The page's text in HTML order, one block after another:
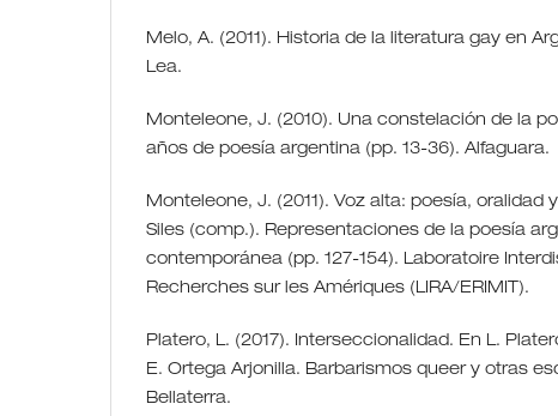
Melo, A. (2011). Historia de la literatura gay en
Lea.
Monteleone, J. (2010). Una constelación de la
años de poesía argentina (pp. 13-36). Alfaguara.
Monteleone, J. (2011). Voz alta: poesía, oralidad
Siles (comp.). Representaciones de la poesía
contemporánea (pp. 127-154). Laboratoire
Recherches sur les Amériques (LIRA/ERIMIT).
Platero, L. (2017). Interseccionalidad. En L.
E. Ortega Arjonilla. Barbarismos queer y otras
Bellaterra.